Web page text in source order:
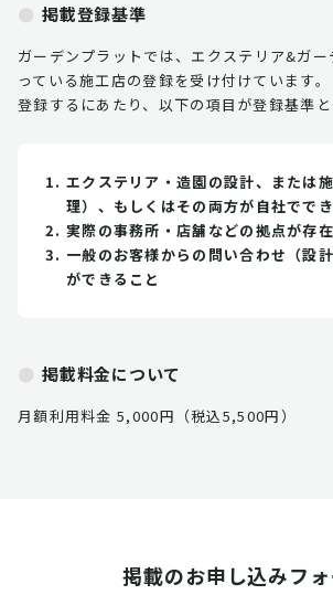
掲載登録基準
ガーデンプラットでは、エクステリア&ガ
っている施工店の登録を受け付けています。
登録するにあたり、以下の項目が登録基準と
エクステリア・造園の設計、または
理）、もしくはその両方が自社ででき
実際の事務所・店舗などの拠点が存
一般のお客様からの問い合わせ（設
ができること
掲載料金について
月額利用料金 5,000円（税込5,500円）
掲載のお申し込みフ